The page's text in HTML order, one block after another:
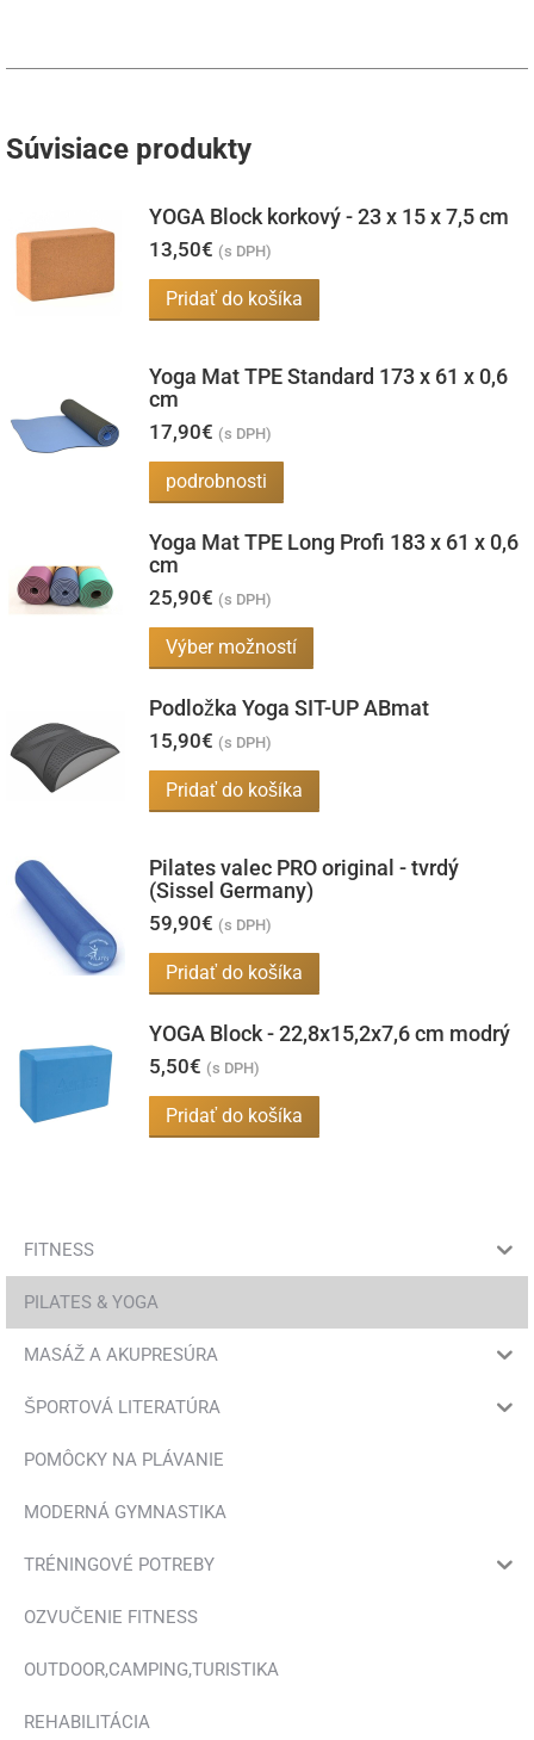
vybrať
produktu.
Súvisiace produkty
YOGA Block korkový - 23 x 15 x 7,5 cm
13,50€ (s DPH)
Pridať do košíka
Yoga Mat TPE Standard 173 x 61 x 0,6
cm
17,90€ (s DPH)
podrobnosti
Yoga Mat TPE Long Profi 183 x 61 x 0,6
cm
25,90€ (s DPH)
Výber možností
produkt
má
variantov.
Možnosti
môžete
Podložka Yoga SIT-UP ABmat
15,90€ (s DPH)
Pridať do košíka
Pilates valec PRO original - tvrdý
(Sissel Germany)
59,90€ (s DPH)
Pridať do košíka
YOGA Block - 22,8x15,2x7,6 cm modrý
5,50€ (s DPH)
Pridať do košíka
FITNESS
PILATES & YOGA
MASÁŽ A AKUPRESÚRA
ŠPORTOVÁ LITERATÚRA
POMÔCKY NA PLÁVANIE
MODERNÁ GYMNASTIKA
TRÉNINGOVÉ POTREBY
OZVUČENIE FITNESS
OUTDOOR,CAMPING,TURISTIKA
REHABILITÁCIA